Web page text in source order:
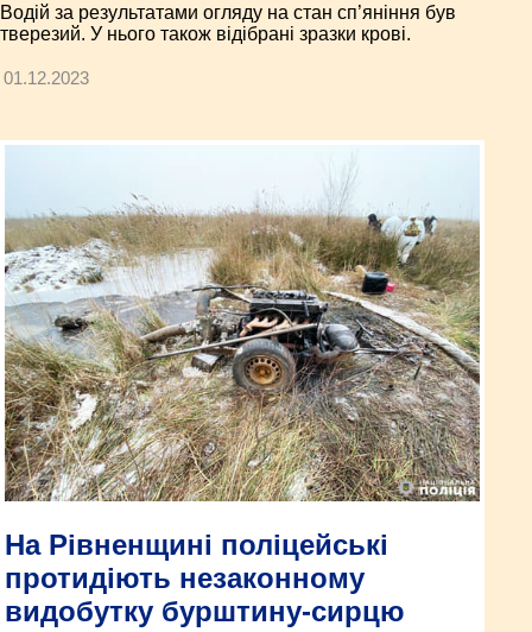
Водій за результатами огляду на стан сп’яніння був
тверезий. У нього також відібрані зразки крові.
01.12.2023
На Рівненщині поліцейські
протидіють незаконному
видобутку бурштину-сирцю